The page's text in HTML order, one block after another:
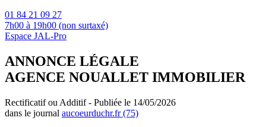
01 84 21 09 27
7h00 à 19h00 (non surtaxé)
Espace JAL-Pro
ANNONCE LÉGALE
AGENCE NOUALLET IMMOBILIER
Rectificatif ou Additif - Publiée le 14/05/2026
dans le journal aucoeurduchr.fr (75)